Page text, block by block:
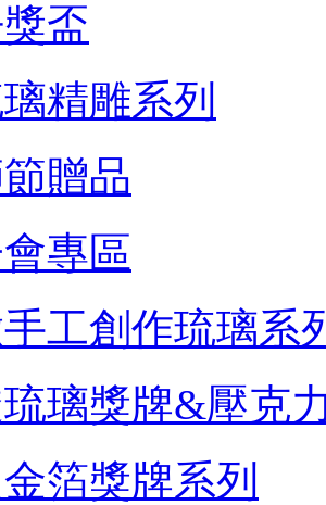
盃
精雕系列
贈品
專區
工創作琉璃系
璃獎牌&壓克
箔獎牌系列